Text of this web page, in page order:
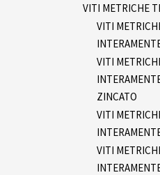
VITI METRICHE
VITI
VITI
ZINCATO
VITI
VITI